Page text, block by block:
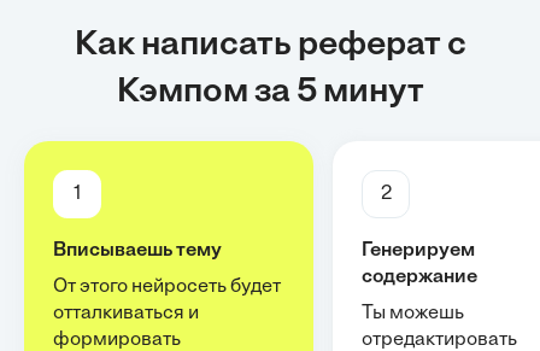
Как написать реферат с
Кэмпом за 5 минут
1
Вписываешь тему
От этого нейросеть будет
отталкиваться и
формировать
2
Генерируем
содержание
Ты можешь
отредактировать